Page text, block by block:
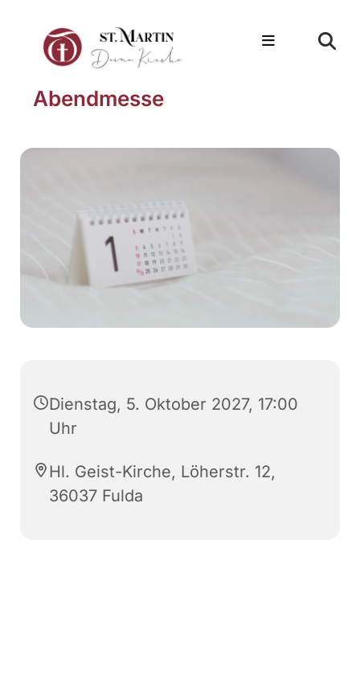
Abendmesse
Dienstag, 5. Oktober 2027, 17:00
Uhr
Hl. Geist-Kirche, Löherstr. 12,
36037 Fulda